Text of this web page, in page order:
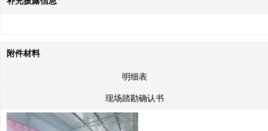
附件材料
明细表
现场踏勘确认书